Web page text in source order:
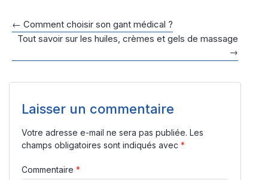
Navigation
des
articles
← Comment choisir son gant médical ?
Tout savoir sur les huiles, crèmes et gels de massage
→
Laisser un commentaire
Votre adresse e-mail ne sera pas publiée. Les
champs obligatoires sont indiqués avec *
Commentaire *